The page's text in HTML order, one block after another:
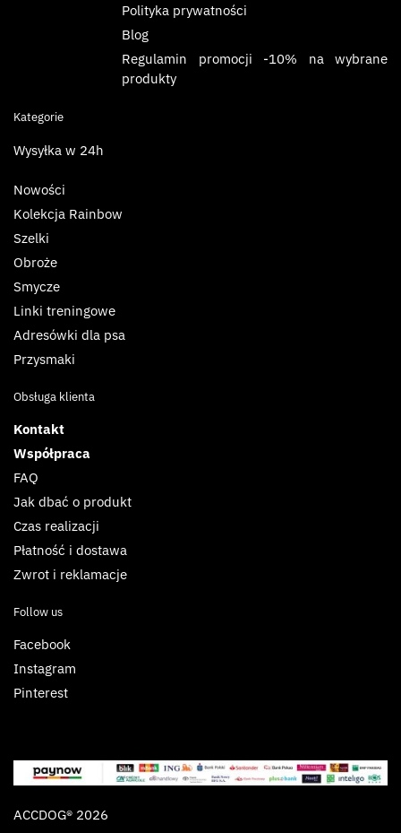
Polityka prywatności
Blog
Regulamin promocji -10% na wybrane
produkty
Kategorie
Wysyłka w 24h
Nowości
Kolekcja Rainbow
Szelki
Obroże
Smycze
Linki treningowe
Adresówki dla psa
Przysmaki
Obsługa klienta
Kontakt
Współpraca
FAQ
Jak dbać o produkt
Czas realizacji
Płatność i dostawa
Zwrot i reklamacje
Follow us
Facebook
Instagram
Pinterest
ACCDOG® 2026